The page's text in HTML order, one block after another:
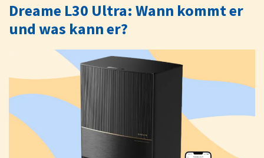
Dreame L30 Ultra: Wann kommt er
und was kann er?